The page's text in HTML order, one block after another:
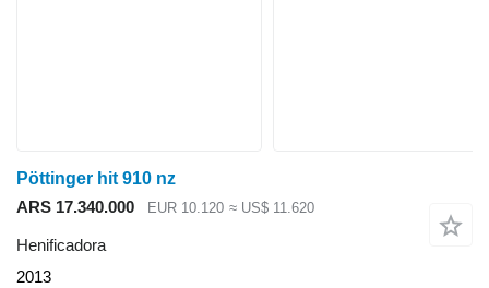
Pöttinger hit 910 nz
ARS 17.340.000
EUR 10.120 ≈ US$ 11.620
Henificadora
2013